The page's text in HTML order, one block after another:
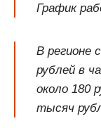
График
В регионе
рублей в
около 180
тысяч